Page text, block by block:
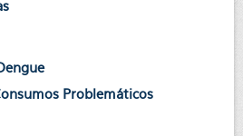
Problemáticos